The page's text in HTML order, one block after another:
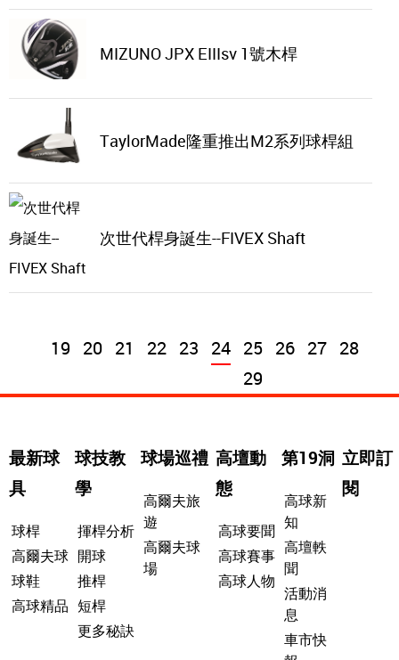
MIZUNO JPX EIIIsv 1號木桿
TaylorMade隆重推出M2系列球桿組
次世代桿身誕生--FIVEX Shaft
19 20 21 22 23 24 25 26 27 28
29
最新球
具
球桿
高爾夫球
球鞋
高球精品
球技教
學
揮桿分析
開球
推桿
短桿
更多秘訣
球場巡禮
高爾夫旅
遊
高爾夫球
場
高壇動
態
高球要聞
高球賽事
高球人物
第19洞
高球新
知
高壇軼
聞
活動消
息
車市快
立即訂
閱